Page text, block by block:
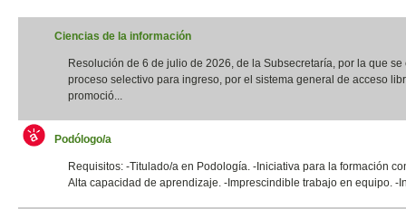
Ciencias de la información
Resolución de 6 de julio de 2026, de la Subsecretaría, por la que se
proceso selectivo para ingreso, por el sistema general de acceso
promoció...
Podólogo/a
Requisitos: -Titulado/a en Podología. -Iniciativa para la formación
Alta capacidad de aprendizaje. -Imprescindible trabajo en equipo. -